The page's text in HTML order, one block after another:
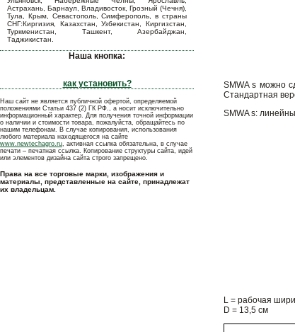
Астрахань, Барнаул, Владивосток, Грозный (Чечня),
Тула, Крым, Севастополь, Симферополь, в страны
СНГ:Киргизия, Казахстан, Узбекистан, Киргизстан,
Туркменистан, Ташкент, Азербайджан,
Таджикистан.
Наша кнопка:
как установить?
Наш сайт не является публичной офертой, определяемой
положениями Статьи 437 (2) ГК РФ., а носит исключительно
информационный характер. Для получения точной информации
о наличии и стоимости товара, пожалуйста, обращайтесь по
нашим телефонам. В случае копирования, использования
любого материала находящегося на сайте
www.newtechagro.ru, активная ссылка обязательна, в случае
печати – печатная ссылка. Копирование структуры сайта, идей
или элементов дизайна сайта строго запрещено.
Права на все торговые марки, изображения и
материалы, представленные на сайте, принадлежат
их владельцам.
SMWA s можно
Стандартная
SMWA s:
L = рабочая
D = 13,5 см